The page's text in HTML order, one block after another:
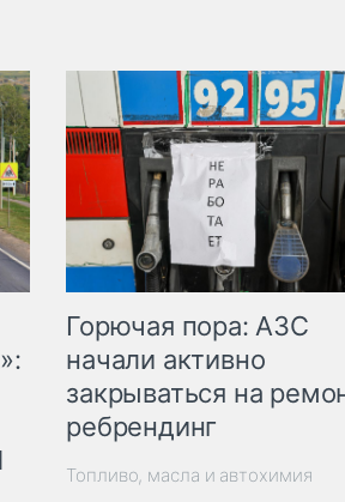
Горючая пора: АЗС
начали активно
закрываться на
ребрендинг
Топливо, масла и автохимия